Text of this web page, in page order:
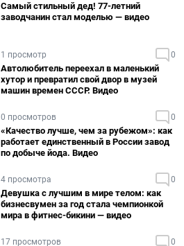
Самый стильный дед! 77-летний
заводчанин стал моделью — видео
1 просмотр 0
Автолюбитель переехал в маленький
хутор и превратил свой двор в музей
машин времен СССР. Видео
0 просмотров 0
«Качество лучше, чем за рубежом»: как
работает единственный в России завод
по добыче йода. Видео
4 просмотра 0
Девушка с лучшим в мире телом: как
бизнесвумен за год стала чемпионкой
мира в фитнес-бикини — видео
17 просмотров 0